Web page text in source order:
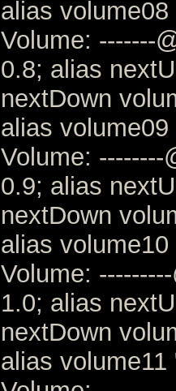
alias
Volume: -------
0.8; alias
nextDown
alias
Volume: --------
0.9; alias
nextDown
alias
Volume:
1.0; alias
nextDown
alias